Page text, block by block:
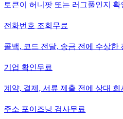
토큰이 허니팟 또는 러그풀인지 확
전화번호 조회 무료
콜백, 코드 전달, 송금 전에 수상한
기업 확인무료
계약, 결제, 서류 제출 전에 상대 회
주소 포이즈닝 검사무료